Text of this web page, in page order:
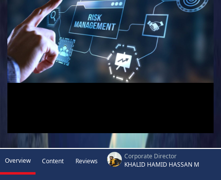
Overview Content Reviews
Corporate Director
KHALID HAMID HASSAN M